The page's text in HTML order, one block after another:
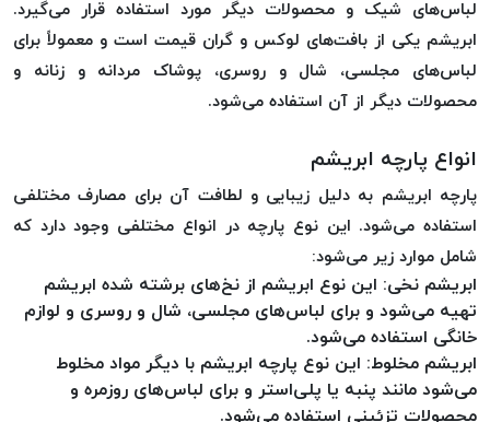
کُرد
KORD
نخ
بافت
خورده
OMEGA
نخ بافت
موم
خورده
میلانو
MILANO
نخ
بافت
لباس‌های شیک و محصولات دیگر مورد استفاده قرار می‌گیرد.
ابریشم یکی از بافت‌های لوکس و گران‌ قیمت است و معمولاً برای
لباس‌های مجلسی، شال و روسری، پوشاک مردانه و زنانه و
محصولات دیگر از آن استفاده می‌شود.
انواع پارچه ابریشم
پارچه ابریشم به دلیل زیبایی و لطافت آن برای مصارف مختلفی
استفاده می‌شود. این نوع پارچه در انواع مختلفی وجود دارد که
شامل موارد زیر می‌شود:
ابریشم نخی: این نوع ابریشم از نخ‌های برشته شده ابریشم
تهیه می‌شود و برای لباس‌های مجلسی، شال و روسری و لوازم
خانگی استفاده می‌شود.
ابریشم مخلوط: این نوع پارچه ابریشم با دیگر مواد مخلوط
می‌شود مانند پنبه یا پلی‌استر و برای لباس‌های روزمره و
محصولات تزئینی استفاده می‌شود.